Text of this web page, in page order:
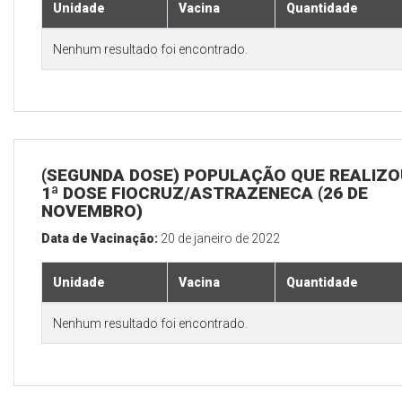
Unidade Vacina Quantidade
Nenhum resultado foi encontrado.
(SEGUNDA DOSE) POPULAÇÃO QUE
1ª DOSE FIOCRUZ/ASTRAZENECA (26 DE
NOVEMBRO)
Data de Vacinação: 20 de janeiro de 2022
Unidade Vacina Quantidade
Nenhum resultado foi encontrado.